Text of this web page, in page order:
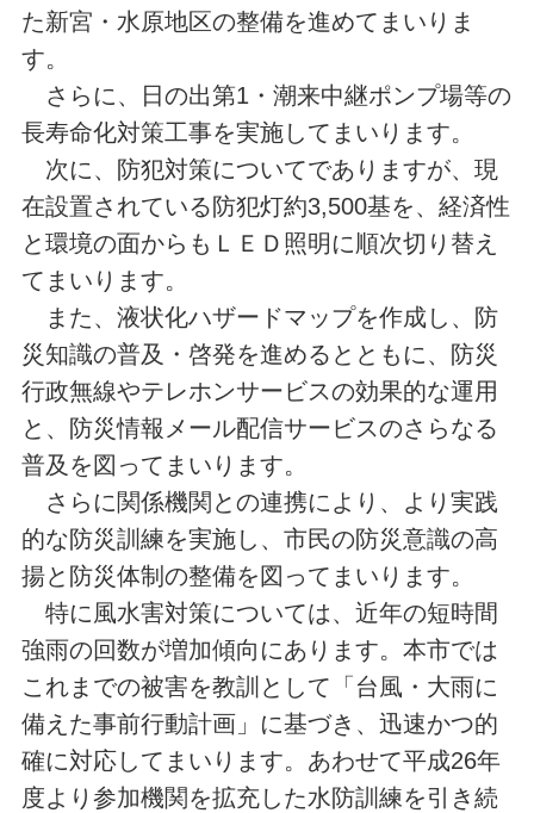
た新宮・水原地区の整備を進めてまいりま
す。
さらに、日の出第1・潮来中継ポンプ場等の
長寿命化対策工事を実施してまいります。
次に、防犯対策についてでありますが、現
在設置されている防犯灯約3,500基を、経済性
と環境の面からもＬＥＤ照明に順次切り替え
てまいります。
また、液状化ハザードマップを作成し、防
災知識の普及・啓発を進めるとともに、防災
行政無線やテレホンサービスの効果的な運用
と、防災情報メール配信サービスのさらなる
普及を図ってまいります。
さらに関係機関との連携により、より実践
的な防災訓練を実施し、市民の防災意識の高
揚と防災体制の整備を図ってまいります。
特に風水害対策については、近年の短時間
強雨の回数が増加傾向にあります。本市では
これまでの被害を教訓として「台風・大雨に
備えた事前行動計画」に基づき、迅速かつ的
確に対応してまいります。あわせて平成26年
度より参加機関を拡充した水防訓練を引き続